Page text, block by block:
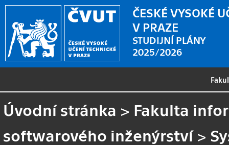
ČESKÉ VYSOKÉ
V PRAZE
STUDIJNÍ PLÁNY
2025/2026
Úvodní stránka > Fakulta
softwarového inženýrství>